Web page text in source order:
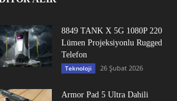
8849 TANK X 5G 1080P 220
Lümen Projeksiyonlu Rugged
Telefon
Teknoloji 26 Şubat 2026
Armor Pad 5 Ultra Dahili